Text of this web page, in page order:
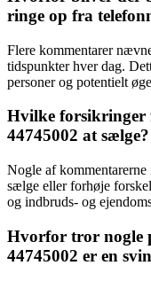
ringe op fra
Flere kommentarer
tidspunkter hver dag.
personer og potentielt
Hvilke forsikringer
44745002 at sælge?
Nogle af
sælge eller forhøje
og indbruds- og
Hvorfor tror nogle
44745002 er en